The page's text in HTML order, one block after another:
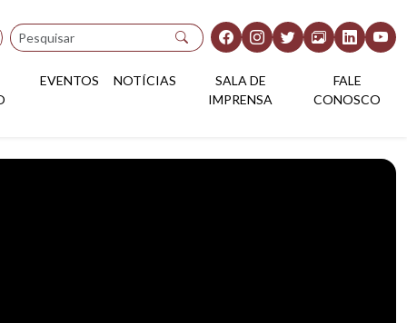
Pesquisar
EVENTOS NOTÍCIAS
SALA DE
IMPRENSA
FALE
CONOSCO